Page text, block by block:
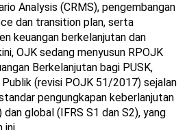
Analysis (CRMS), pengembangan
dan transition plan, serta
keuangan berkelanjutan dan
OJK sedang menyusun RPOJK
Berkelanjutan bagi PUSK,
Publik (revisi POJK 51/2017) sejalan
pengungkapan keberlanjutan
global (IFRS S1 dan S2), yang